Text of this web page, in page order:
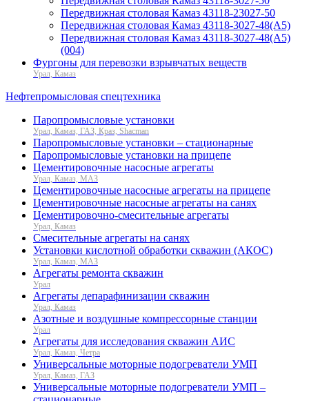
Передвижная столовая Камаз 43118-23027-50
Передвижная столовая Камаз 43118-3027-48(A5)
Передвижная столовая Камаз 43118-3027-48(A5)
(004)
Фургоны для перевозки взрывчатых веществ
Урал, Камаз
Нефтепромысловая спецтехника
Паропромысловые установки
Урал, Камаз, ГАЗ, Краз, Shacman
Паропромысловые установки – стационарные
Паропромысловые установки на прицепе
Цементировочные насосные агрегаты
Урал, Камаз, МАЗ
Цементировочные насосные агрегаты на прицепе
Цементировочные насосные агрегаты на санях
Цементировочно-смесительные агрегаты
Урал, Камаз
Смесительные агрегаты на санях
Установки кислотной обработки скважин (АКОС)
Урал, Камаз, МАЗ
Агрегаты ремонта скважин
Урал
Агрегаты депарафинизации скважин
Урал, Камаз
Азотные и воздушные компрессорные станции
Урал
Агрегаты для исследования скважин АИС
Урал, Камаз, Четра
Универсальные моторные подогреватели УМП
Урал, Камаз, ГАЗ
Универсальные моторные подогреватели УМП –